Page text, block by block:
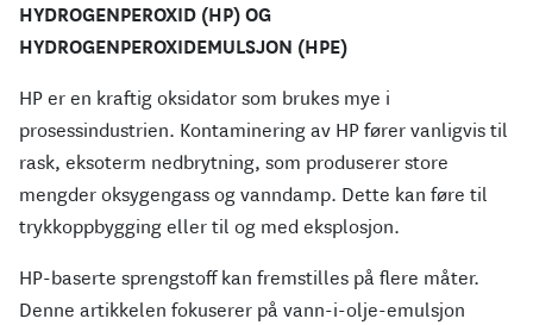
HYDROGENPEROXID (HP) OG
HYDROGENPEROXIDEMULSJON (HPE)
HP er en kraftig oksidator som brukes mye i
prosessindustrien. Kontaminering av HP fører vanligvis til
rask, eksoterm nedbrytning, som produserer store
mengder oksygengass og vanndamp. Dette kan føre til
trykkoppbygging eller til og med eksplosjon.
HP-baserte sprengstoff kan fremstilles på flere måter.
Denne artikkelen fokuserer på vann-i-olje-emulsjon